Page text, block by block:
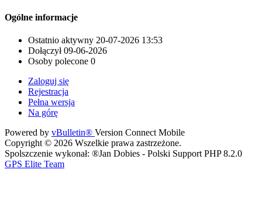
Ogólne informacje
Ostatnio aktywny 20-07-2026 13:53
Dołączył 09-06-2026
Osoby polecone 0
Zaloguj się
Rejestracja
Pełna wersja
Na górę
Powered by vBulletin® Version Connect Mobile
Copyright © 2026 Wszelkie prawa zastrzeżone.
Spolszczenie wykonał: ®Jan Dobies - Polski Support PHP 8.2.0
GPS Elite Team